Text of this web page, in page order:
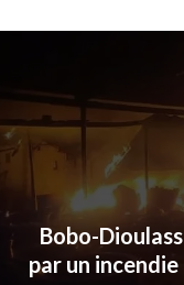
Bobo-
par un